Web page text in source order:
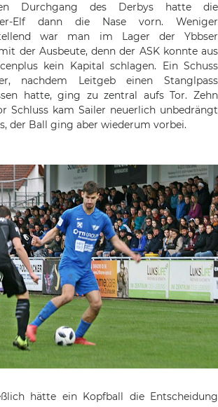
Durchgang des Derbys hatte die
Elf dann die Nase vorn. Weniger
war man im Lager der Ybbser
der Ausbeute, denn der ASK konnte aus
kein Kapital schlagen. Ein Schuss
nachdem Leitgeb einen Stanglpass
hatte, ging zu zentral aufs Tor. Zehn
Schluss kam Sailer neuerlich unbedrängt
der Ball ging aber wiederum vorbei.
hätte ein Kopfball die Entscheidung